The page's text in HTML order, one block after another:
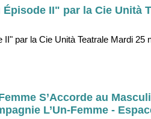
II" par la Cie Unità
II" par la Cie Unità Teatrale Mardi
S’Accorde au
L’Un-Femme -